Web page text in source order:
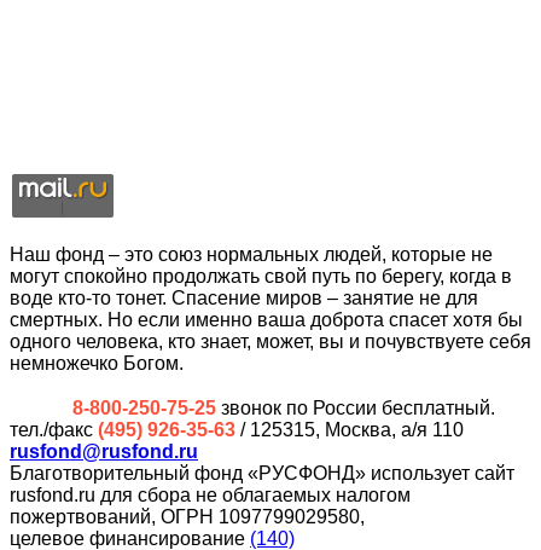
Наш фонд – это союз нормальных людей, которые не
могут спокойно продолжать свой путь по берегу, когда в
воде кто-то тонет. Спасение миров – занятие не для
смертных. Но если именно ваша доброта спасет хотя бы
одного человека, кто знает, может, вы и почувствуете себя
немножечко Богом.
8-800-250-75-25 звонок по России бесплатный.
тел./факс (495) 926-35-63 / 125315, Москва, а/я 110
rusfond@rusfond.ru
Благотворительный фонд «РУСФОНД» использует сайт
rusfond.ru для сбора не облагаемых налогом
пожертвований, ОГРН 1097799029580,
целевое финансирование (140)